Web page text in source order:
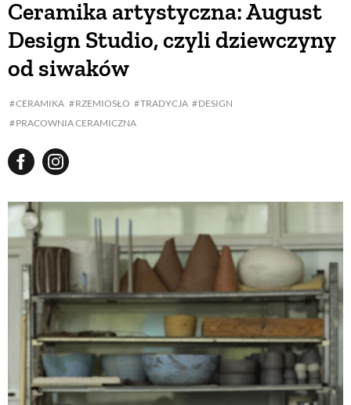
Ceramika artystyczna: August
Design Studio, czyli dziewczyny
od siwaków
CERAMIKA RZEMIOSŁO TRADYCJA
DESIGN
PRACOWNIA CERAMICZNA
BUDUJEMY DOM
OGRÓD
PORADY
ZIELEŃ W DOMU
PROJEKTOWANIE OGRODU
NATURALNIE